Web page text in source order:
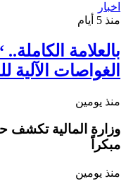
اخبار
منذ 5 أيام
الغواصات الآلية
منذ يومين
وزارة المالية
مبكراً
منذ يومين